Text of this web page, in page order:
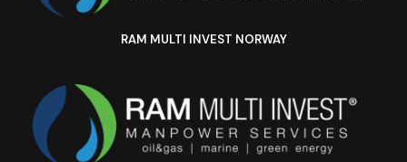
RAM MULTI INVEST NORWAY